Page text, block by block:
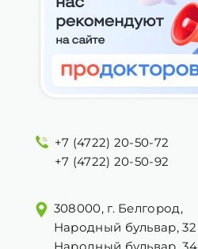
+7 (4722) 20-50-72
+7 (4722) 20-50-92
308000, г. Белгород,
Народный бульвар, 32